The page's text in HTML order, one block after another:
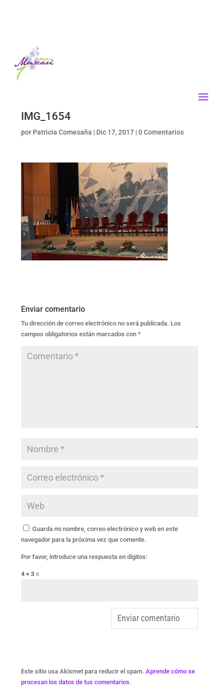
IMG_1654
por Patricia Comesaña | Dic 17, 2017|0 Comentarios
Enviar comentario
Tu dirección de correo electrónico no será publicada. Los
campos obligatorios están marcados con *
Guarda mi nombre, correo electrónico y web en este
navegador para la próxima vez que comente.
Por favor, introduce una respuesta en dígitos:
4 × 3 =
Este sitio usa Akismet para reducir el spam. Aprende cómo se
procesan los datos de tus comentarios.